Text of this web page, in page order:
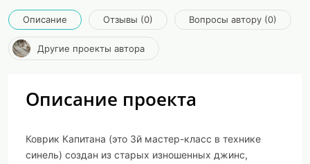
Описание Отзывы (0) Вопросы автору (0)
Другие проекты автора
Описание проекта
Коврик Капитана (это 3й мастер-класс в технике
синель) создан из старых изношенных джинс,